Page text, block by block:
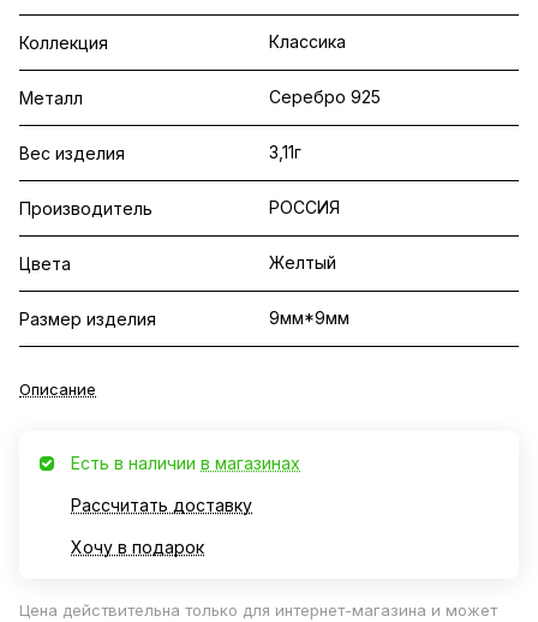
Коллекция Классика
Металл Серебро 925
Вес изделия 3,11г
Производитель РОССИЯ
Цвета Желтый
Размер изделия 9мм*9мм
Описание
Есть в наличии в магазинах
Рассчитать доставку
Хочу в подарок
Цена действительна только для интернет-магазина и может